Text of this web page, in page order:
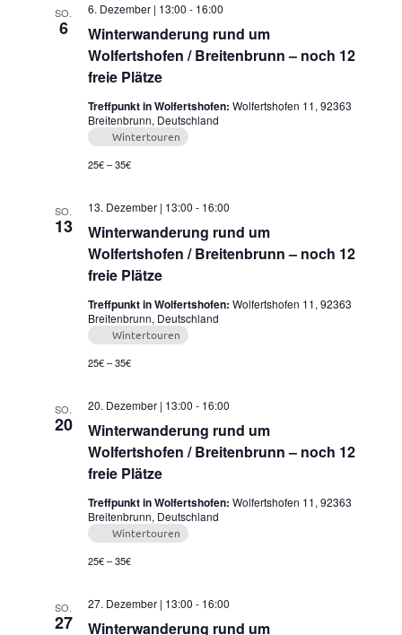
SO.
6
Winterwanderung rund um
Wolfertshofen / Breitenbrunn – noch 12
freie Plätze
6. Dezember | 13:00 - 16:00
Treffpunkt in Wolfertshofen: Wolfertshofen 11, 92363
Breitenbrunn, Deutschland
Wintertouren
25€ – 35€
SO.
13
Winterwanderung rund um
Wolfertshofen / Breitenbrunn – noch 12
freie Plätze
13. Dezember | 13:00 - 16:00
Treffpunkt in Wolfertshofen: Wolfertshofen 11, 92363
Breitenbrunn, Deutschland
Wintertouren
25€ – 35€
SO.
20
Winterwanderung rund um
Wolfertshofen / Breitenbrunn – noch 12
freie Plätze
20. Dezember | 13:00 - 16:00
Treffpunkt in Wolfertshofen: Wolfertshofen 11, 92363
Breitenbrunn, Deutschland
Wintertouren
25€ – 35€
SO.
27
Winterwanderung rund um
27. Dezember | 13:00 - 16:00